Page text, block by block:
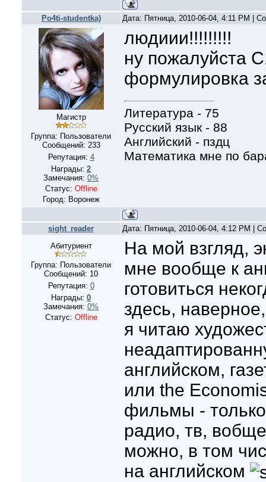
Po4ti-studentka) Дата: Пятница, 2010-06-04, 4:11 PM |
Магистр
Группа: Пользователи
Сообщений: 233
Репутация: 4
Награды: 2
Замечания: 0%
Статус: Offline
Город: Воронеж
людиии!!!!!!!!!
ну пожалуйста
формулировка
Литература - 75
Русский язык - 88
Английский - пздц
Математика мне по
sight_reader
Дата: Пятница, 2010-06-04, 4:12 PM |
Абитуриент
Группа: Пользователи
Сообщений: 10
Репутация: 0
Награды: 0
Замечания: 0%
Статус: Offline
На мой взгляд,
мне вообще к
готовиться
здесь,
я читаю
английском,
или the
фильмы -
радио, тв,
можно, в том
на английском